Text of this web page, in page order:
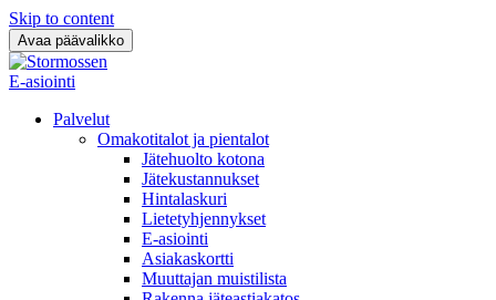
Skip to content
Avaa päävalikko
E-asiointi
Palvelut
Omakotitalot ja pientalot
Jätehuolto kotona
Jätekustannukset
Hintalaskuri
Lietetyhjennykset
E-asiointi
Asiakaskortti
Muuttajan muistilista